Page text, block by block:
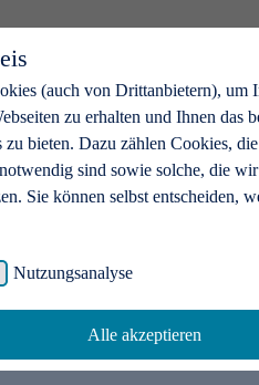
(auch von Drittanbietern), um
zu erhalten und Ihnen das
zu bieten. Dazu zählen Cookies,
sind sowie solche, die
Sie können selbst entscheiden,
Nutzungsanalyse
Alle akzeptieren
eine Bühne